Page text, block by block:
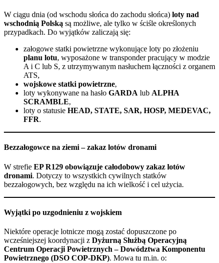
W ciągu dnia (od wschodu słońca do zachodu słońca) loty nad
wschodnią Polską są możliwe, ale tylko w ściśle określonych
przypadkach. Do wyjątków zaliczają się:
załogowe statki powietrzne wykonujące loty po złożeniu
planu lotu, wyposażone w transponder pracujący w modzie
A i C lub S, z utrzymywanym nasłuchem łączności z organem
ATS,
wojskowe statki powietrzne,
loty wykonywane na hasło GARDA lub ALPHA
SCRAMBLE,
loty o statusie HEAD, STATE, SAR, HOSP, MEDEVAC,
FFR.
Bezzałogowce na ziemi – zakaz lotów dronami
W strefie EP R129 obowiązuje całodobowy zakaz lotów
dronami. Dotyczy to wszystkich cywilnych statków
bezzałogowych, bez względu na ich wielkość i cel użycia.
Wyjątki po uzgodnieniu z wojskiem
Niektóre operacje lotnicze mogą zostać dopuszczone po
wcześniejszej koordynacji z Dyżurną Służbą Operacyjną
Centrum Operacji Powietrznych – Dowództwa Komponentu
Powietrznego (DSO COP-DKP). Mowa tu m.in. o: